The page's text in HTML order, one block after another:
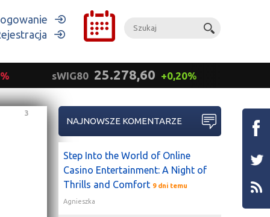
sWIG80 25.278,60 +0,20%
3
NAJNOWSZE KOMENTARZE
Step Into the World of Online
Casino Entertainment: A Night of
Thrills and Comfort 9 dni temu
Agnieszka